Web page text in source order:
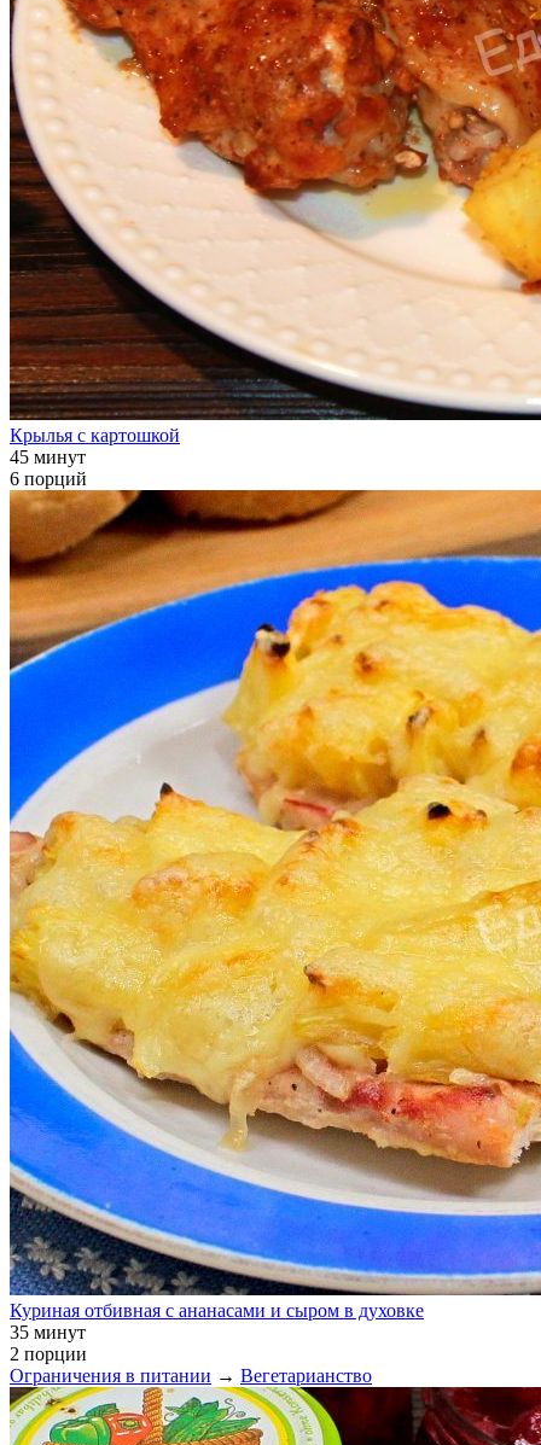
Крылья с картошкой
45 минут
6 порций
Куриная отбивная с ананасами и сыром в духовке
35 минут
2 порции
Ограничения в питании → Вегетарианство